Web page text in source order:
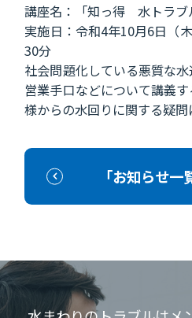
講座名：「知っ得 水トラブ
実施日：令和4年10月6日（
30分
社会問題化している悪質な
営業手口などについて講義
様からの水回りに関する疑問
「お知らせ一